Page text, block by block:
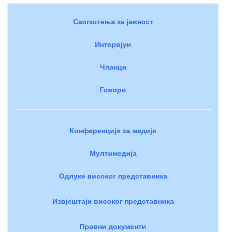
Саопштења за јавност
Интервјуи
Чланци
Говори
Конференције за медије
Мултимедија
Одлуке високог представника
Извјештаји високог представника
Правни документи